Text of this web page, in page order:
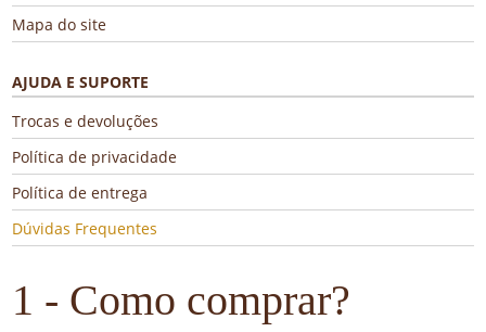
Mapa do site
AJUDA E SUPORTE
Trocas e devoluções
Política de privacidade
Política de entrega
Dúvidas Frequentes
1 - Como comprar?